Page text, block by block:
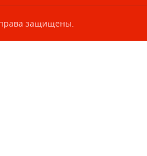
защищены.